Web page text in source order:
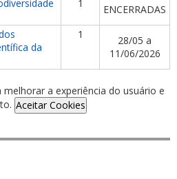
1
ENCERRADAS
da
1
28/05 a
11/06/2026
a experiência do usuário e
Aceitar Cookies